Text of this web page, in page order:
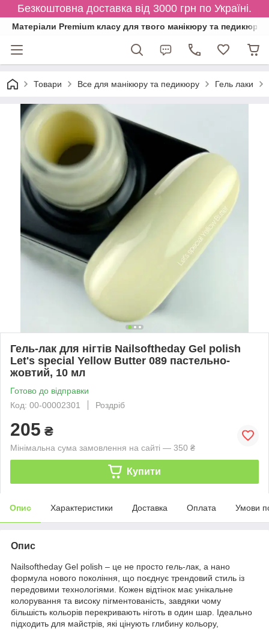
Безкоштовна доставка від 3000 грн по Україні.
Матеріали Premium класу для твого манікюру та педикюру
Товари Все для манікюру та педикюру Гель лаки
Гель-лак для нігтів Nailsoftheday Gel polish
Let's special Yellow Butter 089 пастельно-
жовтий, 10 мл
Готово до відправки
Код: 00-00002301
Роздріб
205 ₴
Мінімальна сума замовлення на сайті — 350 ₴
Купити
Опис Характеристики Доставка Оплата Умови
Опис
Nailsoftheday Gel polish – це не просто гель-лак, а нано
формула нового покоління, що поєднує трендовий стиль із
передовими технологіями. Кожен відтінок має унікальне
колорування та високу пігментованість, завдяки чому
більшість кольорів перекривають ніготь в один шар. Ідеально
підходить для майстрів, які цінують глибину кольору,